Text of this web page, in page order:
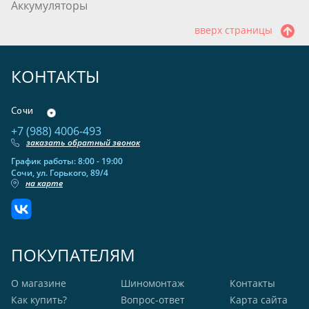
Аккумуляторы
вверх страницы
КОНТАКТЫ
Сочи
+7 (988) 4006-493
заказать обратный звонок
График работы: 8:00 - 19:00
Сочи, ул. Горького, 89/4
на карте
ПОКУПАТЕЛЯМ
О магазине
Как купить?
Шиномонтаж
Вопрос-ответ
Контакты
Карта сайта